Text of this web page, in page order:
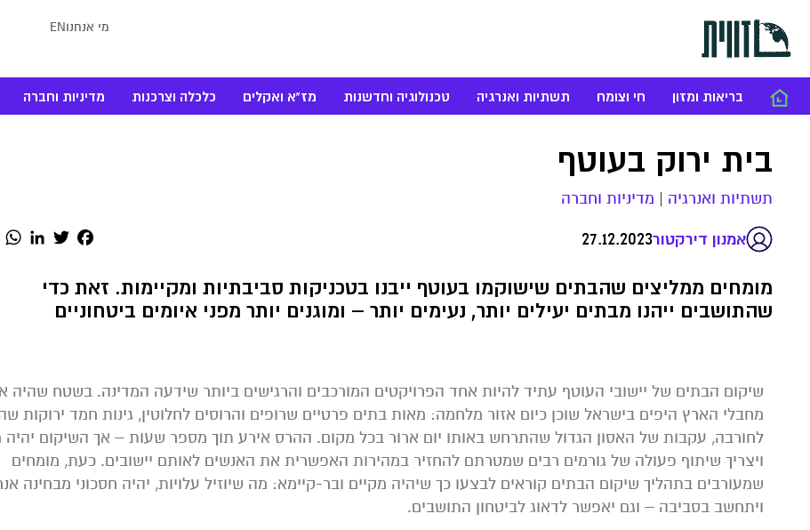
מי אנחנוEN
בריאות ומזון חי וצומח תשתיות ואנרגיה טכנולוגיה וחדשנות מז"א ואקלים כלכלה וצרכנות מדיניות וחברה
בית ירוק בעוטף
תשתיות ואנרגיה מדיניות וחברה
אמנון דירקטור27.12.2023
Facebook
Twitter
מומחים ממליצים שהבתים שישוקמו בעוטף ייבנו בטכניקות סביבתיות ומקיימות. זאת כדי
שהתושבים ייהנו מבתים יעילים יותר, נעימים יותר – ומוגנים יותר מפני איומים ביטחוניים
שיקום הבתים של יישובי העוטף עתיד להיות אחד הפרויקטים המורכבים והרגישים ביותר שידעה המדינה. בשטח שהיה
מחבלי הארץ היפים בישראל שוכן כיום אזור מלחמה: מאות בתים פרטיים שרופים והרוסים לחלוטין, גינות חמד ירוקות
לחורבה, עקבות של האסון הגדול שהתרחש באותו יום ארור בכל מקום. ההרס אירע תוך מספר שעות – אך השיקום יהיה
ויצריך שיתוף פעולה של גורמים רבים שמטרתם להחזיר במהירות האפשרית את האנשים לאותם יישובים. כעת, מומחים
שמעורבים בתהליך שיקום הבתים קוראים לבצעו כך שיהיה מקיים ובר-קיימא: מה שיוזיל עלויות, יהיה חסכוני מבחינה
ויתחשב בסביבה – וגם יאפשר לדאוג לביטחון התושבים.